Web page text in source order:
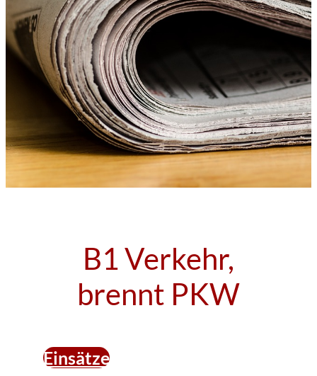
B1 Verkehr,
brennt PKW
Einsätze